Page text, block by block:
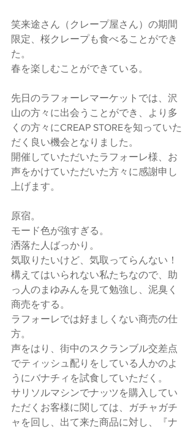
笑来途さん（クレープ屋さん）の期間
限定、桜クレープも食べることができ
た。
春を楽しむことができている。
先日のラフォーレマーケットでは、沢
山の方々に出会うことができ、より多
くの方々にCREAP STOREを知っていた
だく良い機会となりました。
開催していただいたラフォーレ様、お
声をかけていただいた方々に感謝申し
上げます。
原宿。
モード色が強すぎる。
洒落た人ばっかり。
気取りたいけど、気取ってらんない！
構えてはいられない私たちなので、助
っ人のまゆみんを見て勉強し、泥臭く
商売をする。
ラフォーレでは好ましくない商売の仕
方。
声をはり、街中のスクランブル交差点
でティッシュ配りをしている人かのよ
うにバナチィを試食していただく。
サリソルマシンでナッツを購入してい
ただくお客様に関しては、ガチャガチ
ャを回し、出て来た商品に対し、『ナ